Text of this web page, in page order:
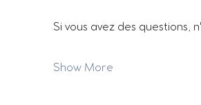
Si vous avez des questions,
Show More